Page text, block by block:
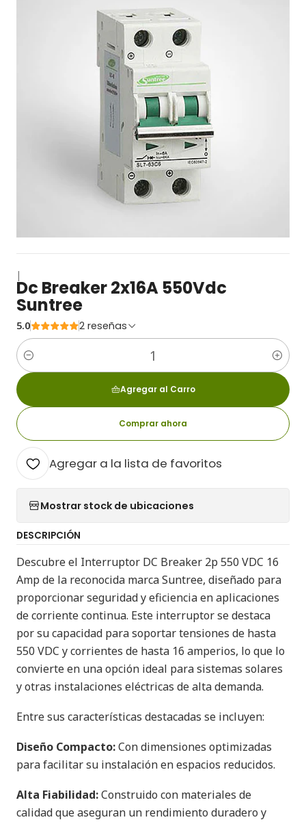
|
Dc Breaker 2x16A 550Vdc
Suntree
5.0 2 reseñas
Cantidad
Agregar al Carro
Comprar ahora
Agregar a la lista de favoritos
Mostrar stock de ubicaciones
DESCRIPCIÓN
Descubre el Interruptor DC Breaker 2p 550 VDC 16
Amp de la reconocida marca Suntree, diseñado para
proporcionar seguridad y eficiencia en aplicaciones
de corriente continua. Este interruptor se destaca
por su capacidad para soportar tensiones de hasta
550 VDC y corrientes de hasta 16 amperios, lo que lo
convierte en una opción ideal para sistemas solares
y otras instalaciones eléctricas de alta demanda.
Entre sus características destacadas se incluyen:
Diseño Compacto:Con dimensiones optimizadas
para facilitar su instalación en espacios reducidos.
Alta Fiabilidad:Construido con materiales de
calidad que aseguran un rendimiento duradero y